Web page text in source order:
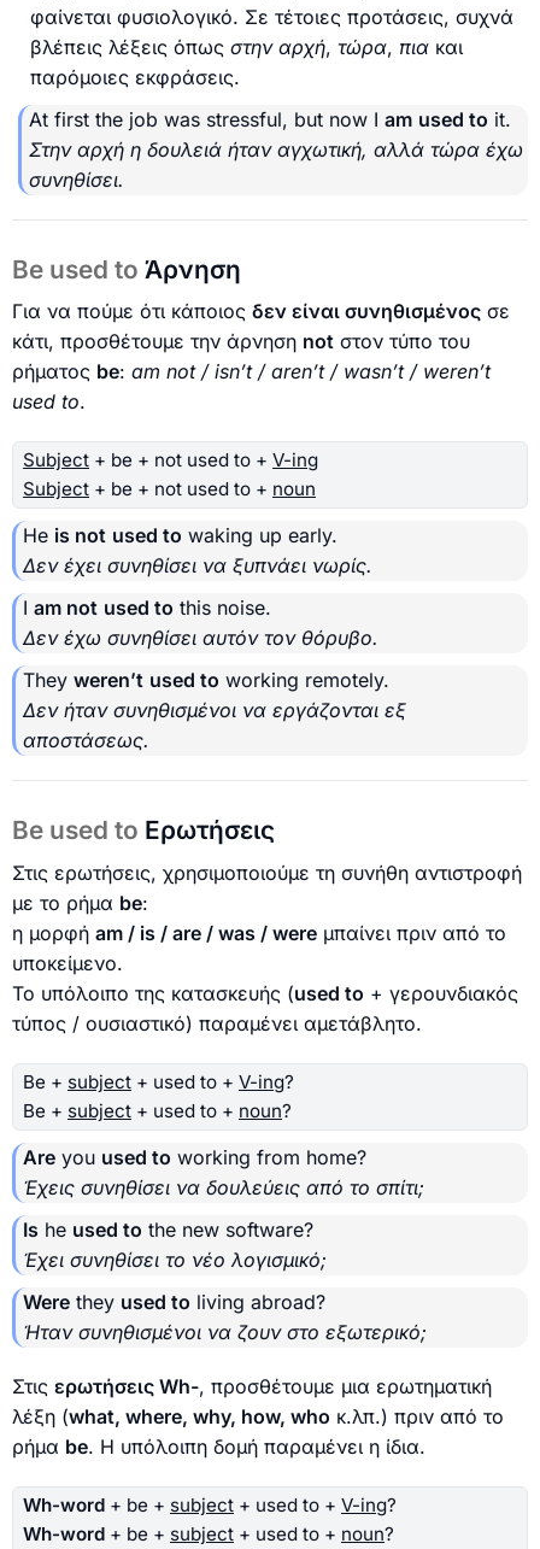
φαίνεται φυσιολογικό. Σε τέτοιες προτάσεις, συχνά
βλέπεις λέξεις όπως στην αρχή, τώρα, πια και
παρόμοιες εκφράσεις.
At first the job was stressful, but now I am used to it.
Στην αρχή η δουλειά ήταν αγχωτική, αλλά τώρα έχω
συνηθίσει.
Be used to Άρνηση
Για να πούμε ότι κάποιος δεν είναι συνηθισμένος σε
κάτι, προσθέτουμε την άρνηση not στον τύπο του
ρήματος be: am not / isn’t / aren’t / wasn’t / weren’t
used to.
Subject + be + not used to + V-ing
Subject + be + not used to + noun
He is not used to waking up early.
Δεν έχει συνηθίσει να ξυπνάει νωρίς.
I am not used to this noise.
Δεν έχω συνηθίσει αυτόν τον θόρυβο.
They weren’t used to working remotely.
Δεν ήταν συνηθισμένοι να εργάζονται εξ
αποστάσεως.
Be used to Ερωτήσεις
Στις ερωτήσεις, χρησιμοποιούμε τη συνήθη αντιστροφή
με το ρήμα be:
η μορφή am / is / are / was / were μπαίνει πριν από το
υποκείμενο.
Το υπόλοιπο της κατασκευής (used to + γερουνδιακός
τύπος / ουσιαστικό) παραμένει αμετάβλητο.
Be + subject + used to + V-ing?
Be + subject + used to + noun?
Are you used to working from home?
Έχεις συνηθίσει να δουλεύεις από το σπίτι;
Is he used to the new software?
Έχει συνηθίσει το νέο λογισμικό;
Were they used to living abroad?
Ήταν συνηθισμένοι να ζουν στο εξωτερικό;
Στις ερωτήσεις Wh-, προσθέτουμε μια ερωτηματική
λέξη (what, where, why, how, who κ.λπ.) πριν από το
ρήμα be. Η υπόλοιπη δομή παραμένει η ίδια.
Wh-word + be + subject + used to + V-ing?
Wh-word + be + subject + used to + noun?